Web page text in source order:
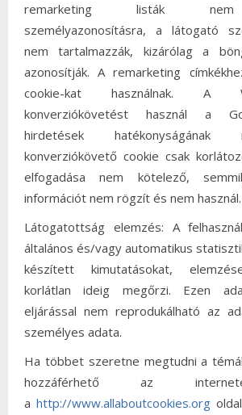
remarketing listák nem
személyazonosításra, a látogató
nem tartalmazzák, kizárólag a
azonosítják. A remarketing
cookie-kat használnak. A
konverziókövetést használ a
hirdetések
konverziókövető cookie csak
elfogadása nem kötelező,
információt nem rögzít és nem használ.
Látogatottság elemzés: A
általános és/vagy automatikus
készített kimutatásokat,
korlátlan ideig megőrzi. Ezen
eljárással nem reprodukálható az
személyes adata.
Ha többet szeretne megtudni a
hozzáférhető az
a http://www.allaboutcookies.org